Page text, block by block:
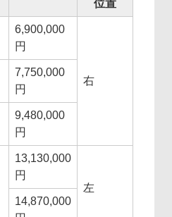
位置
6,900,000
円
右
7,750,000
円
9,480,000
円
13,130,000
円
左
14,870,000